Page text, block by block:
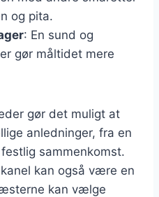
og pita.
: En sund og
gør måltidet mere
gør det muligt at
anledninger, fra en
sammenkomst.
kan også være en
kan vælge